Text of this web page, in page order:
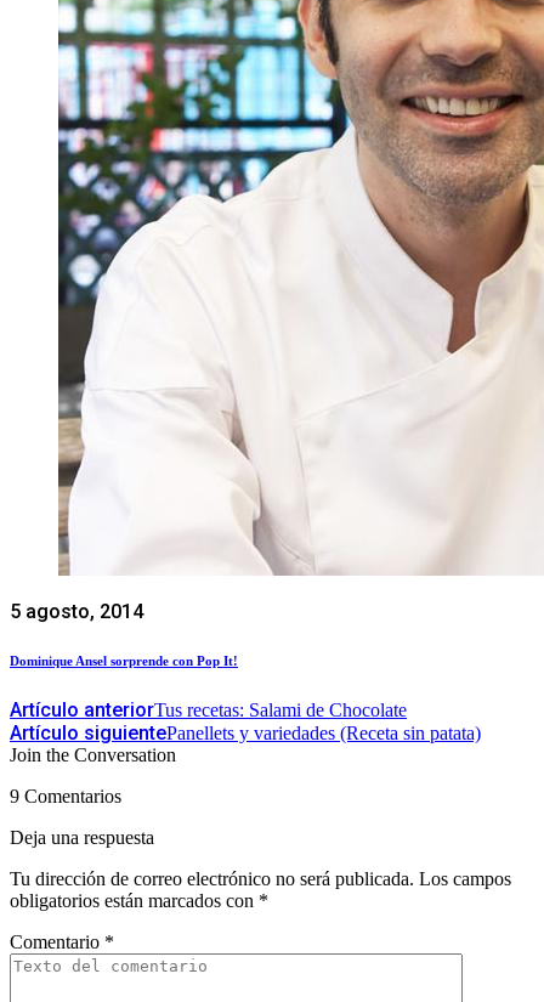
5 agosto, 2014
Dominique Ansel sorprende con Pop It!
Artículo anteriorTus recetas: Salami de Chocolate
Artículo siguientePanellets y variedades (Receta sin patata)
Join the Conversation
9 Comentarios
Deja una respuesta
Tu dirección de correo electrónico no será publicada. Los campos
obligatorios están marcados con *
Comentario *